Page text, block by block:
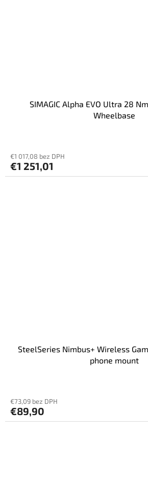
SIMAGIC Alpha EVO Ultra 28
Wheelbase
€1 017,08 bez DPH
€1 251,01
SteelSeries Nimbus+ Wireless
phone mount
€73,09 bez DPH
€89,90